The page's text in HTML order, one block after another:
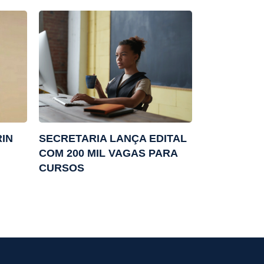
SECRETARIA LANÇA EDITAL
COM 200 MIL VAGAS PARA
CURSOS